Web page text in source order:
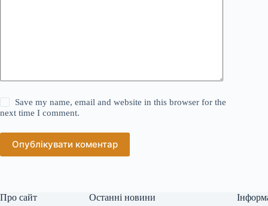
Save my name, email and website in this browser for the
next time I comment.
Опублікувати коментар
Про сайт Останні новини